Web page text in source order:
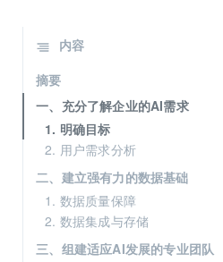
内容
摘要
一、充分了解企业的AI需求
1. 明确目标
2. 用户需求分析
二、建立强有力的数据基础
1. 数据质量保障
2. 数据集成与存储
三、组建适应AI发展的专业团队